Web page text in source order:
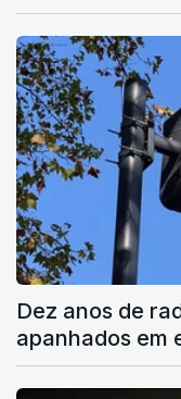
Dez anos de
apanhados em